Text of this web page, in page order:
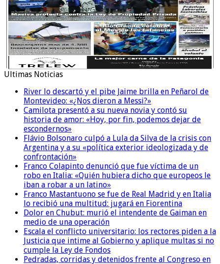
Ultimas Noticias
River lo descartó y el pibe Jaime brilla en Peñarol de
Montevideo: «¿Nos dieron a Messi?»
Camilota presentó a su nueva novia y contó su
historia de amor: «Hoy, por fin, podemos dejar de
escondernos»
Flávio Bolsonaro culpó a Lula da Silva de la crisis con
Argentina y a su «política exterior ideologizada y de
confrontación»
Franco Colapinto denunció que fue víctima de un
robo en Italia: «Quién hubiera dicho que europeos le
iban a robar a un latino»
Franco Mastantuono se fue de Real Madrid y en Italia
lo recibió una multitud: jugará en Fiorentina
Dolor en Chubut: murió el intendente de Gaiman en
medio de una operación
Escala el conflicto universitario: los rectores piden a la
Justicia que intime al Gobierno y aplique multas si no
cumple la Ley de Fondos
Pedradas, corridas y detenidos frente al Congreso en